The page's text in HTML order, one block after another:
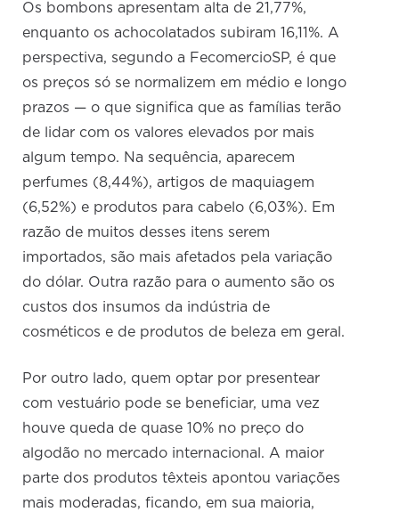
Os bombons apresentam alta de 21,77%,
enquanto os achocolatados subiram 16,11%. A
perspectiva, segundo a FecomercioSP, é que
os preços só se normalizem em médio e longo
prazos — o que significa que as famílias terão
de lidar com os valores elevados por mais
algum tempo. Na sequência, aparecem
perfumes (8,44%), artigos de maquiagem
(6,52%) e produtos para cabelo (6,03%). Em
razão de muitos desses itens serem
importados, são mais afetados pela variação
do dólar. Outra razão para o aumento são os
custos dos insumos da indústria de
cosméticos e de produtos de beleza em geral.
Por outro lado, quem optar por presentear
com vestuário pode se beneficiar, uma vez
houve queda de quase 10% no preço do
algodão no mercado internacional. A maior
parte dos produtos têxteis apontou variações
mais moderadas, ficando, em sua maioria,